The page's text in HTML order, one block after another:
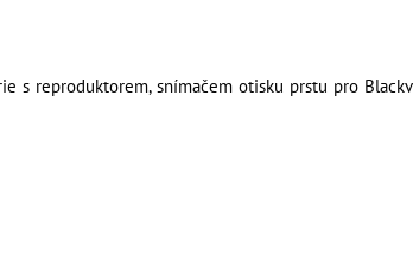
s reproduktorem, snímačem otisku prstu pro